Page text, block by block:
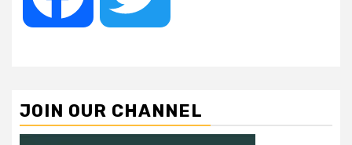
JOIN OUR CHANNEL